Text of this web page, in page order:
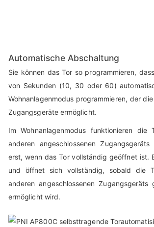
Automatische Abschaltung
Sie können das Tor so programmieren,
von Sekunden (10, 30 oder 60)
Wohnanlagenmodus programmieren, der
Zugangsgeräte ermöglicht.
Im Wohnanlagenmodus funktionieren
anderen angeschlossenen
erst, wenn das Tor vollständig geöffnet ist.
und öffnet sich vollständig, sobald die
anderen angeschlossenen
ermöglicht wird.